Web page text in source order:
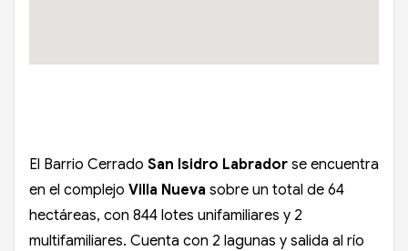
El Barrio Cerrado San Isidro Labrador se encuentra
en el complejo Villa Nueva sobre un total de 64
hectáreas, con 844 lotes unifamiliares y 2
multifamiliares. Cuenta con 2 lagunas y salida al río